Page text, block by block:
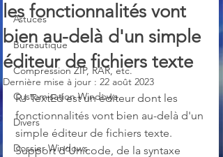
Astuces
Bureautique
Compression ZIP, RAR, etc.
Customisation Windows
Divers
Dossier Windows
les fonctionnalités vont
bien au-delà d'un simple
éditeur de fichiers texte
Dernière mise à jour : 22 août 2023
RJ TextEd est un éditeur dont les
fonctionnalités vont bien au-delà d'un
simple éditeur de fichiers texte.
Support d’Unicode, de la syntaxe